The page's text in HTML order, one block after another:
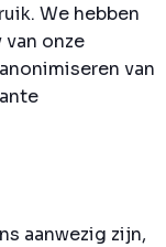
We hebben
onze
van
aanwezig zijn,